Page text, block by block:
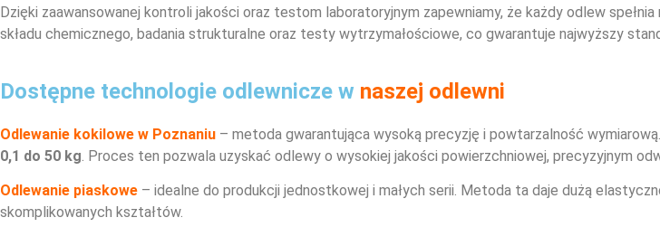
Dzięki zaawansowanej kontroli jakości oraz testom laboratoryjnym zapewniamy, że każdy odlew
składu chemicznego, badania strukturalne oraz testy wytrzymałościowe, co gwarantuje najwyższy
Dostępne technologie odlewnicze w naszej odlewni
Odlewanie kokilowe w Poznaniu – metoda gwarantująca wysoką precyzję i powtarzalność
0,1 do 50 kg . Proces ten pozwala uzyskać odlewy o wysokiej jakości powierzchniowej, precyzyjnym
Odlewanie piaskowe – idealne do produkcji jednostkowej i małych serii. Metoda ta daje dużą
skomplikowanych kształtów.